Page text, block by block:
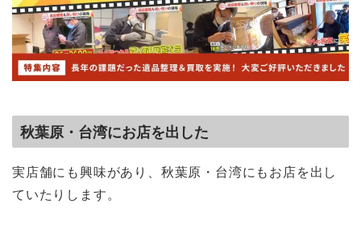
秋葉原・台湾にお店を出した
実店舗にも興味があり、秋葉原・台湾にもお店を出し
ていたりします。